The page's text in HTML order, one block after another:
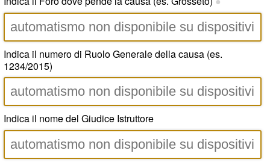
Indica il numero di Ruolo Generale della causa (es.
1234/2015)
Indica il nome del Giudice Istruttore